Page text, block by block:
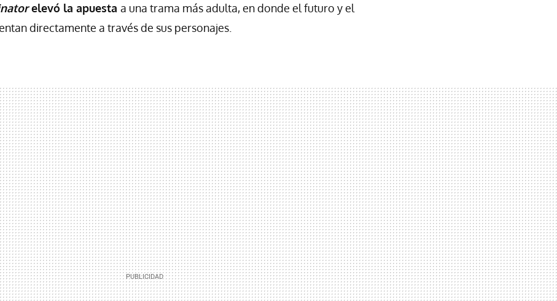
elevó la apuesta a una trama más adulta, en donde el futuro y el
directamente a través de sus personajes.